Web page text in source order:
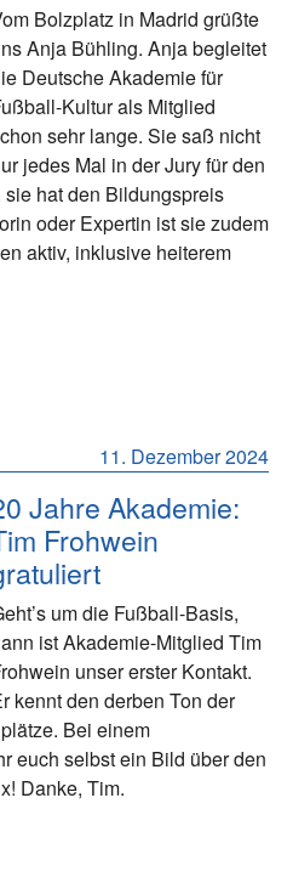
Bolzplatz in Madrid grüßte
Anja Bühling. Anja begleitet
Deutsche Akademie für
Kultur als Mitglied
sehr lange. Sie saß nicht
jedes Mal in der Jury für den
hat den Bildungspreis
oder Expertin ist sie zudem
aktiv, inklusive heiterem
11. Dezember 2024
Jahre Akademie:
Frohwein
um die Fußball-Basis,
ist Akademie-Mitglied Tim
unser erster Kontakt.
kennt den derben Ton der
Bei einem
euch selbst ein Bild über den
Danke, Tim.